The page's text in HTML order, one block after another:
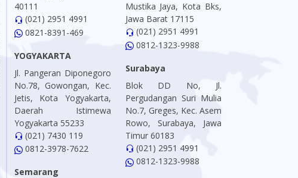
40111
(021) 2951 4991
0821-8391-469
YOGYAKARTA
Jl. Pangeran Diponegoro
No.78, Gowongan, Kec.
Jetis, Kota Yogyakarta,
Daerah Istimewa
Yogyakarta 55233
(021) 7430 119
0812-3978-7622
Semarang
Mustika Jaya, Kota Bks,
Jawa Barat 17115
(021) 2951 4991
0812-1323-9988
Surabaya
Blok DD No, Jl.
Pergudangan Suri Mulia
No.7, Greges, Kec. Asem
Rowo, Surabaya, Jawa
Timur 60183
(021) 2951 4991
0812-1323-9988